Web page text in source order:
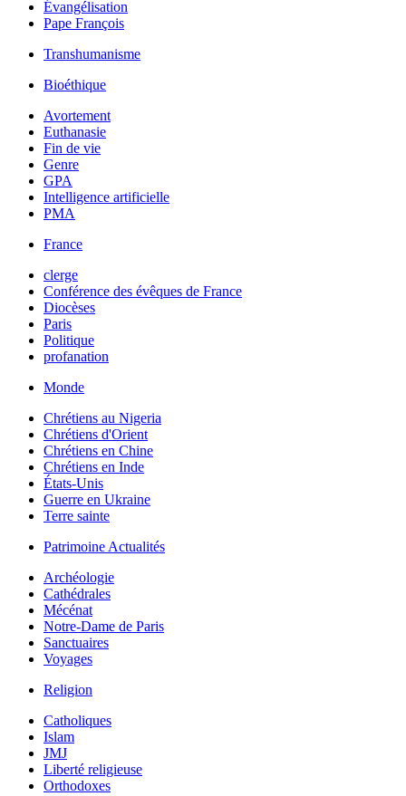
Évangélisation
Pape François
Transhumanisme
Bioéthique
Avortement
Euthanasie
Fin de vie
Genre
GPA
Intelligence artificielle
PMA
France
clerge
Conférence des évêques de France
Diocèses
Paris
Politique
profanation
Monde
Chrétiens au Nigeria
Chrétiens d'Orient
Chrétiens en Chine
Chrétiens en Inde
États-Unis
Guerre en Ukraine
Terre sainte
Patrimoine Actualités
Archéologie
Cathédrales
Mécénat
Notre-Dame de Paris
Sanctuaires
Voyages
Religion
Catholiques
Islam
JMJ
Liberté religieuse
Orthodoxes